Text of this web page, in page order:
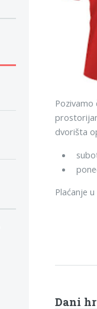
Pozivamo
dvorišta
Plaćanje
Dani